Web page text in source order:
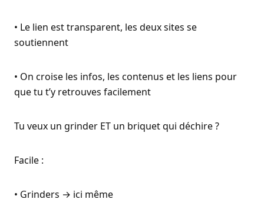
• Le lien est transparent, les deux sites se
soutiennent
• On croise les infos, les contenus et les liens pour
que tu t’y retrouves facilement
Tu veux un grinder ET un briquet qui déchire ?
Facile :
• Grinders → ici même